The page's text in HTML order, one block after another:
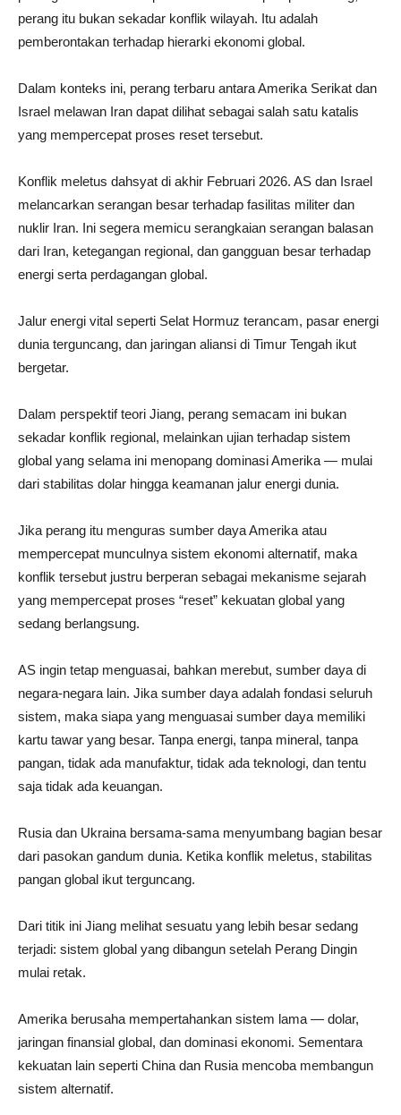
perang itu bukan sekadar konflik wilayah. Itu adalah
pemberontakan terhadap hierarki ekonomi global.
Dalam konteks ini, perang terbaru antara Amerika Serikat dan
Israel melawan Iran dapat dilihat sebagai salah satu katalis
yang mempercepat proses reset tersebut.
Konflik meletus dahsyat di akhir Februari 2026. AS dan Israel
melancarkan serangan besar terhadap fasilitas militer dan
nuklir Iran. Ini segera memicu serangkaian serangan balasan
dari Iran, ketegangan regional, dan gangguan besar terhadap
energi serta perdagangan global.
Jalur energi vital seperti Selat Hormuz terancam, pasar energi
dunia terguncang, dan jaringan aliansi di Timur Tengah ikut
bergetar.
Dalam perspektif teori Jiang, perang semacam ini bukan
sekadar konflik regional, melainkan ujian terhadap sistem
global yang selama ini menopang dominasi Amerika — mulai
dari stabilitas dolar hingga keamanan jalur energi dunia.
Jika perang itu menguras sumber daya Amerika atau
mempercepat munculnya sistem ekonomi alternatif, maka
konflik tersebut justru berperan sebagai mekanisme sejarah
yang mempercepat proses “reset” kekuatan global yang
sedang berlangsung.
AS ingin tetap menguasai, bahkan merebut, sumber daya di
negara-negara lain. Jika sumber daya adalah fondasi seluruh
sistem, maka siapa yang menguasai sumber daya memiliki
kartu tawar yang besar. Tanpa energi, tanpa mineral, tanpa
pangan, tidak ada manufaktur, tidak ada teknologi, dan tentu
saja tidak ada keuangan.
Rusia dan Ukraina bersama-sama menyumbang bagian besar
dari pasokan gandum dunia. Ketika konflik meletus, stabilitas
pangan global ikut terguncang.
Dari titik ini Jiang melihat sesuatu yang lebih besar sedang
terjadi: sistem global yang dibangun setelah Perang Dingin
mulai retak.
Amerika berusaha mempertahankan sistem lama — dolar,
jaringan finansial global, dan dominasi ekonomi. Sementara
kekuatan lain seperti China dan Rusia mencoba membangun
sistem alternatif.